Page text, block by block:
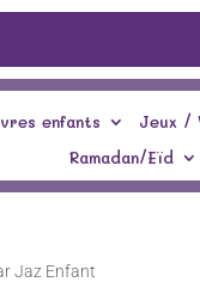
enfants Jeux /
Ramadan/Eïd
Jaz Enfant